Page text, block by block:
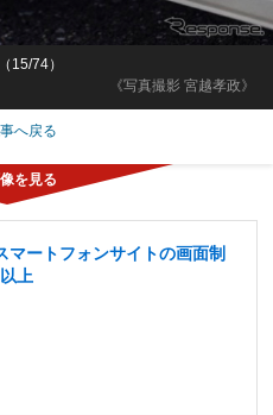
《写真撮影 宮越孝政》
15/74）
へ戻る
ートフォンサイトの画面制
上